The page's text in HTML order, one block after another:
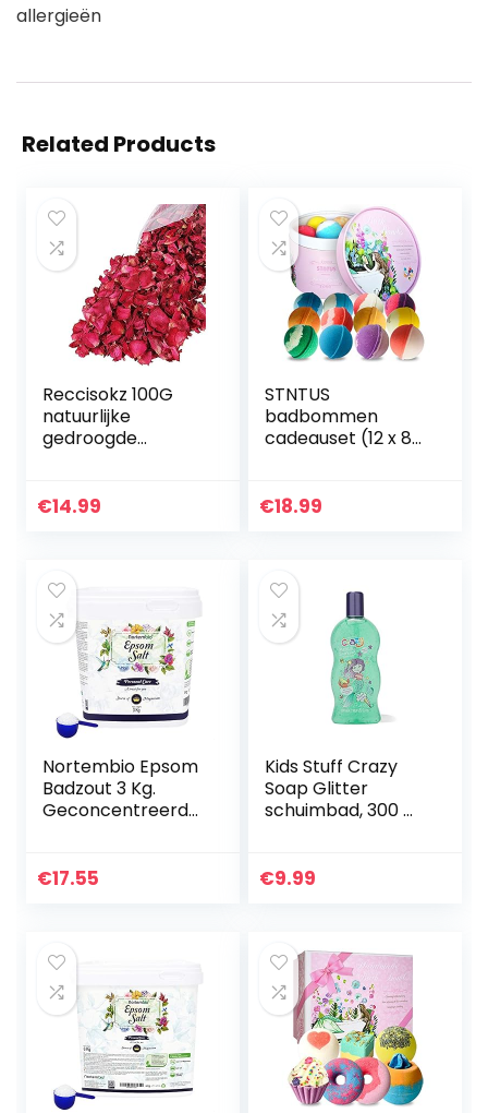
allergieën
Related Products
Reccisokz 100G
natuurlijke
gedroogde
droog rood
€14.99
STNTUS
badbommen
cadeauset (12 x 86
vriendin, moeder,
€18.99
Nortembio Epsom
Badzout 3 Kg.
Geconcentreerde
Zuiver. Badzout en
€17.55
Kids Stuff Crazy
Soap Glitter
schuimbad, 300 ml,
€9.99